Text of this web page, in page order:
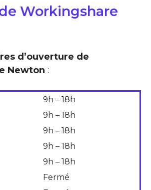
Workingshare
d’ouverture de
Newton :
9h – 18h
9h – 18h
9h – 18h
9h – 18h
9h – 18h
Fermé